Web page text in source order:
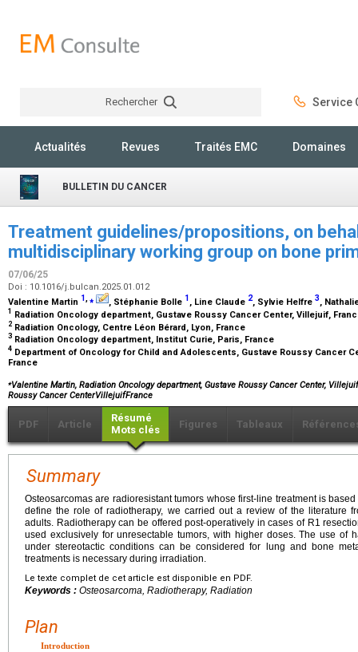
Rechercher Service
Actualités Revues Traités EMC Domaines
BULLETIN DU CANCER
Treatment guidelines/propositions, on
multidisciplinary working group on bone
07/06/25
Doi : 10.1016/j.bulcan.2025.01.012
Valentine Martin 1,⁎ , Stéphanie Bolle 1 , Line Claude 2, Sylvie Helfre 3,
1 Radiation Oncology department, Gustave Roussy Cancer Center, Villejuif,
2 Radiation Oncology, Centre Léon Bérard, Lyon, France
3 Radiation Oncology department, Institut Curie, Paris, France
4 Department of Oncology for Child and Adolescents, Gustave Roussy Cancer
France
⁎Valentine Martin, Radiation Oncology department, Gustave Roussy Cancer Center,
Roussy Cancer CenterVillejuifFrance
PDF Article
Résumé
Mots clés
Figures Tableaux
Summary
Osteosarcomas are radioresistant tumors whose first-line treatment is
define the role of radiotherapy, we carried out a review of the literature
adults. Radiotherapy can be offered post-operatively in cases of R1
used exclusively for unresectable tumors, with higher doses. The use of
under stereotactic conditions can be considered for lung and bone
treatments is necessary during irradiation.
Le texte complet de cet article est disponible en PDF.
Keywords : Osteosarcoma, Radiotherapy, Radiation
Plan
Introduction